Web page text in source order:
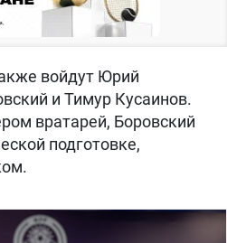
войдут Юрий
и Тимур Кусаинов.
вратарей, Боровский
подготовке,